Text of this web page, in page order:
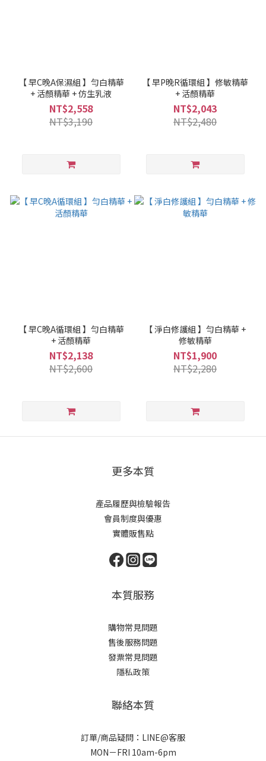
【 早C晚A保濕組 】勻白精華
+ 活顏精華 + 仿生乳液
NT$2,558
NT$3,190
【 早P晚R循環組 】修敏精華
+ 活顏精華
NT$2,043
NT$2,480
【 早C晚A循環組 】勻白精華
+ 活顏精華
NT$2,138
NT$2,600
【 淨白修護組 】勻白精華 +
修敏精華
NT$1,900
NT$2,280
更多本質
產品履歷與檢驗報告
會員制度與優惠
實體販售點
本質服務
購物常見問題
售後服務問題
發票常見問題
隱私政策
聯絡本質
訂單/商品疑問：LINE@客服
MON－FRI 10am-6pm